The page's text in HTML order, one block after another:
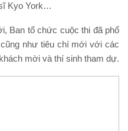
Kyo York…
Ban tổ chức cuộc thi đã phổ
như tiêu chí mới với các
mời và thí sinh tham dự.